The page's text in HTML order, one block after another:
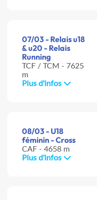
07/03 - Relais u18
& u20 - Relais
Running
TCF / TCM - 7625
m
Plus d'infos
08/03 - U18
féminin - Cross
CAF - 4658 m
Plus d'infos